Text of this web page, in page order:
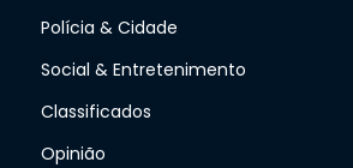
Polícia & Cidade
Social & Entretenimento
Classificados
Opinião